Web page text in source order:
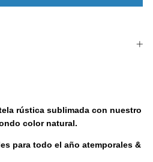
rústica sublimada con nuestro
color natural.
para todo el año atemporales &